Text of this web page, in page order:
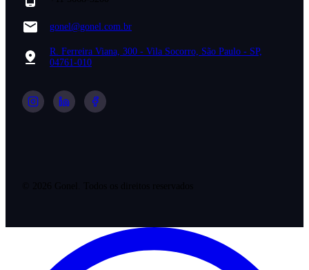
gonel@gonel.com.br
R. Ferreira Viana, 300 - Vila Socorro, São Paulo - SP,
04761-010